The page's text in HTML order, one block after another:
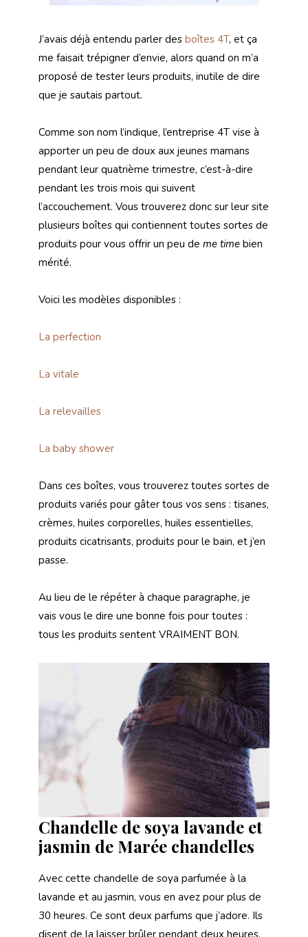
J’avais déjà entendu parler des boîtes 4T, et ça
me faisait trépigner d’envie, alors quand on m’a
proposé de tester leurs produits, inutile de dire
que je sautais partout.
Comme son nom l’indique, l’entreprise 4T vise à
apporter un peu de doux aux jeunes mamans
pendant leur quatrième trimestre, c’est-à-dire
pendant les trois mois qui suivent
l’accouchement. Vous trouverez donc sur leur site
plusieurs boîtes qui contiennent toutes sortes de
produits pour vous offrir un peu de me time bien
mérité.
Voici les modèles disponibles :
La perfection
La vitale
La relevailles
La baby shower
Dans ces boîtes, vous trouverez toutes sortes de
produits variés pour gâter tous vos sens : tisanes,
crèmes, huiles corporelles, huiles essentielles,
produits cicatrisants, produits pour le bain, et j’en
passe.
Au lieu de le répéter à chaque paragraphe, je
vais vous le dire une bonne fois pour toutes :
tous les produits sentent VRAIMENT BON.
Chandelle de soya lavande et
jasmin de Marée chandelles
Avec cette chandelle de soya parfumée à la
lavande et au jasmin, vous en avez pour plus de
30 heures. Ce sont deux parfums que j’adore. Ils
disent de la laisser brûler pendant deux heures,